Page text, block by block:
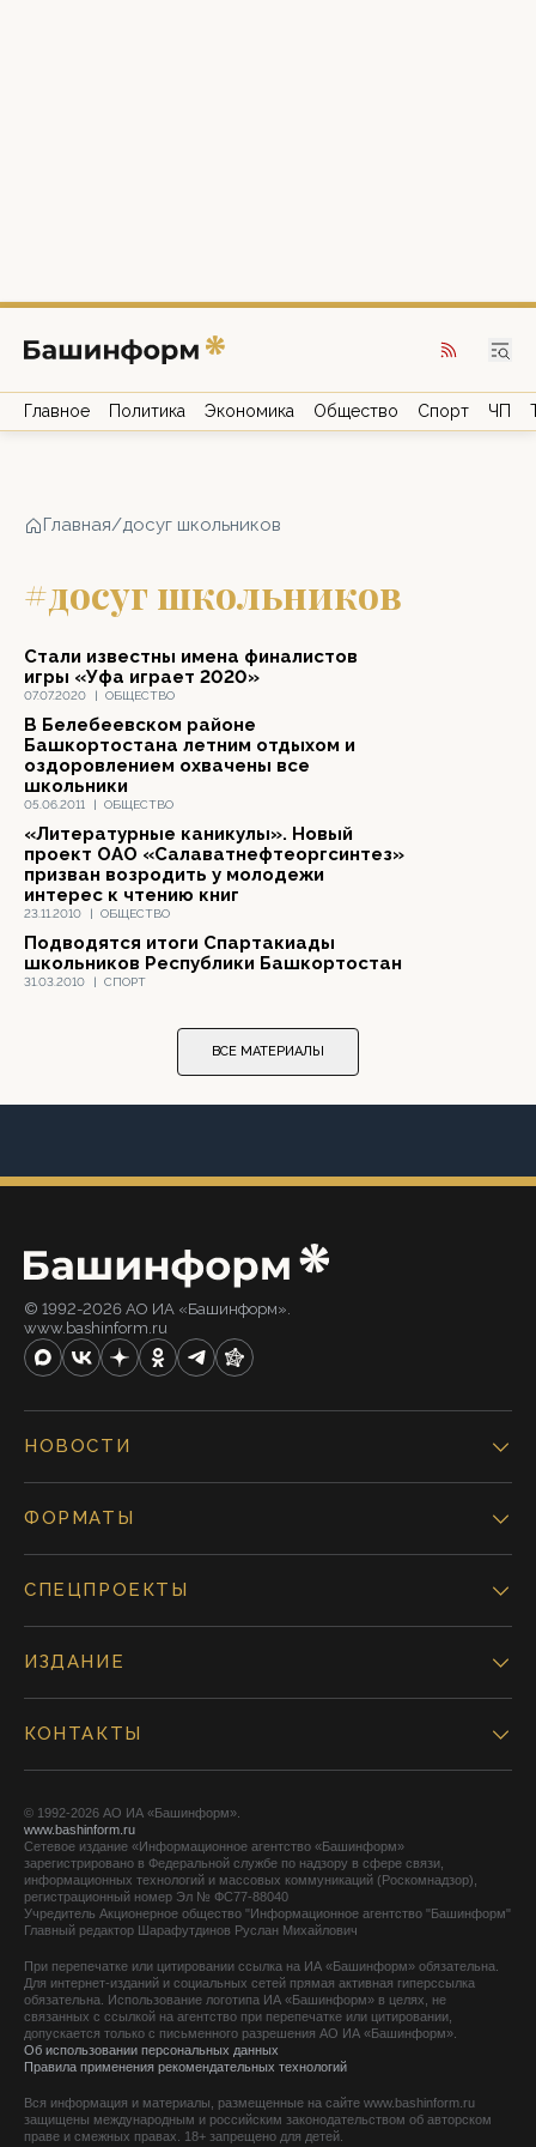
Главное Политика Экономика Общество Спорт ЧП
Главная/досуг школьников
#досуг школьников
07.07.2020 | ОБЩЕСТВО
Стали известны имена финалистов
игры «Уфа играет 2020»
05.06.2011 | ОБЩЕСТВО
В Белебеевском районе
Башкортостана летним отдыхом и
оздоровлением охвачены все
школьники
23.11.2010 | ОБЩЕСТВО
«Литературные каникулы». Новый
проект ОАО «Салаватнефтеоргсинтез»
призван возродить у молодежи
интерес к чтению книг
31.03.2010 | СПОРТ
Подводятся итоги Спартакиады
школьников Республики Башкортостан
ВСЕ МАТЕРИАЛЫ
© 1992-2026 АО ИА «Башинформ».
www.bashinform.ru
НОВОСТИ
ФОРМАТЫ
СПЕЦПРОЕКТЫ
ИЗДАНИЕ
КОНТАКТЫ
© 1992-2026 АО ИА «Башинформ».
www.bashinform.ru
Сетевое издание «Информационное агентство «Башинформ»
зарегистрировано в Федеральной службе по надзору в сфере связи,
информационных технологий и массовых коммуникаций (Роскомнадзор),
регистрационный номер Эл № ФС77-88040
Учредитель Акционерное общество "Информационное агентство "Башинформ"
Главный редактор Шарафутдинов Руслан Михайлович
При перепечатке или цитировании ссылка на ИА «Башинформ» обязательна.
Для интернет-изданий и социальных сетей прямая активная гиперссылка
обязательна. Использование логотипа ИА «Башинформ» в целях, не
связанных с ссылкой на агентство при перепечатке или цитировании,
допускается только с письменного разрешения АО ИА «Башинформ».
Об использовании персональных данных
Правила применения рекомендательных технологий
Вся информация и материалы, размещенные на сайте www.bashinform.ru
защищены международным и российским законодательством об авторском
праве и смежных правах. 18+ запрещено для детей.